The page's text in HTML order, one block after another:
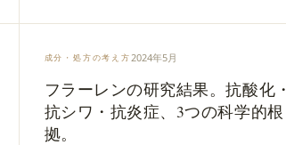
成分・処方の考え方2024年5月
フラーレンの研究結果。抗酸化・
抗シワ・抗炎症、3つの科学的根
拠。